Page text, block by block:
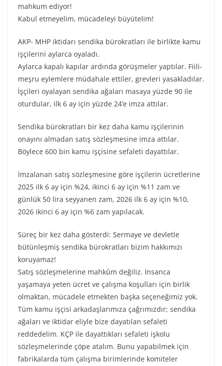
mahkum ediyor!
Kabul etmeyelim, mücadeleyi büyütelim!
AKP- MHP iktidarı sendika bürokratları ile birlikte kamu
işçilerini aylarca oyaladı.
Aylarca kapalı kapılar ardında görüşmeler yaptılar. Fiili-
meşru eylemlere müdahale ettiler, grevleri yasakladılar.
İşçileri oyalayan sendika ağaları masaya yüzde 90 ile
oturdular, ilk 6 ay için yüzde 24’e imza attılar.
Sendika bürokratları bir kez daha kamu işçilerinin
onayını almadan satış sözleşmesine imza attılar.
Böylece 600 bin kamu işçisine sefaleti dayattılar.
İmzalanan satış sözleşmesine göre işçilerin ücretlerine
2025 ilk 6 ay için %24, ikinci 6 ay için %11 zam ve
günlük 50 lira seyyanen zam, 2026 ilk 6 ay için %10,
2026 ikinci 6 ay için %6 zam yapılacak.
Süreç bir kez daha gösterdi: Sermaye ve devletle
bütünleşmiş sendika bürokratları bizim hakkımızı
koruyamaz!
Satış sözleşmelerine mahkûm değiliz. İnsanca
yaşamaya yeten ücret ve çalışma koşulları için birlik
olmaktan, mücadele etmekten başka seçeneğimiz yok.
Tüm kamu işçisi arkadaşlarımıza çağrımızdır; sendika
ağaları ve iktidar eliyle bize dayatılan sefaleti
reddedelim. KÇP ile dayattıkları sefaleti işkolu
sözleşmelerinde çöpe atalım. Bunu yapabilmek için
fabrikalarda tüm çalışma birimlerinde komiteler